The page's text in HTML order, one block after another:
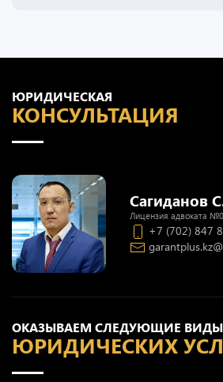
ОКАЗЫВАЕМ СЛЕДУЮЩИЕ ВИДЫ
ЮРИДИЧЕСКИХ
ЮРИДИЧЕСКАЯ
КОНСУЛЬТАЦИЯ
Сагиданов
Лицензия адвоката
+7 (702) 847